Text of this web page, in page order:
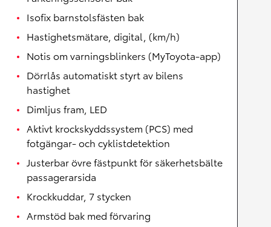
Isofix barnstolsfästen bak
Hastighetsmätare, digital, (km/h)
Notis om varningsblinkers (MyToyota-app)
Dörrlås automatiskt styrt av bilens
hastighet
Dimljus fram, LED
Aktivt krockskyddssystem (PCS) med
fotgängar- och cyklistdetektion
Justerbar övre fästpunkt för säkerhetsbälte
passagerarsida
Krockkuddar, 7 stycken
Armstöd bak med förvaring